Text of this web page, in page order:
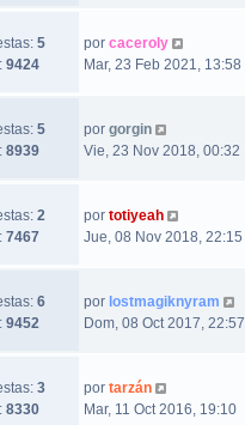
5
9424
por caceroly
Mar, 23 Feb 2021, 13:58
5
8939
por gorgin
Vie, 23 Nov 2018, 00:32
2
7467
por totiyeah
Jue, 08 Nov 2018, 22:15
6
9452
por lostmagiknyram
Dom, 08 Oct 2017, 22:57
3
8330
por tarzán
Mar, 11 Oct 2016, 19:10